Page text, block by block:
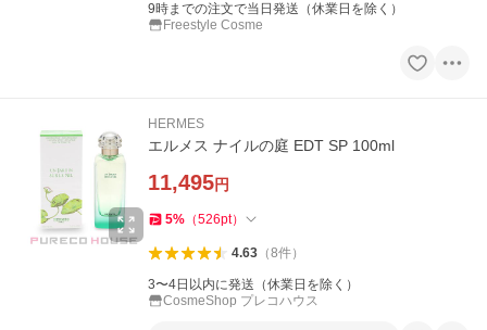
9時までの注文で当日発送（休業日を除く）
Freestyle Cosme
HERMES
エルメス ナイルの庭 EDT SP 100ml
11,495円
5% （526pt）
4.63（8件）
3〜4日以内に発送（休業日を除く）
CosmeShop プレコハウス